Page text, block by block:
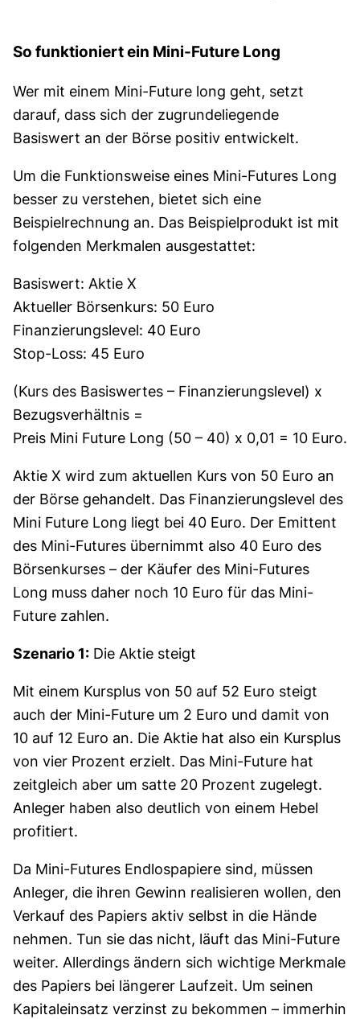
So funktioniert ein Mini-Future Long
Wer mit einem Mini-Future long geht, setzt
darauf, dass sich der zugrundeliegende
Basiswert an der Börse positiv entwickelt.
Um die Funktionsweise eines Mini-Futures Long
besser zu verstehen, bietet sich eine
Beispielrechnung an. Das Beispielprodukt ist mit
folgenden Merkmalen ausgestattet:
Basiswert: Aktie X
Aktueller Börsenkurs: 50 Euro
Finanzierungslevel: 40 Euro
Stop-Loss: 45 Euro
(Kurs des Basiswertes – Finanzierungslevel) x
Bezugsverhältnis =
Preis Mini Future Long (50 – 40) x 0,01 = 10 Euro.
Aktie X wird zum aktuellen Kurs von 50 Euro an
der Börse gehandelt. Das Finanzierungslevel des
Mini Future Long liegt bei 40 Euro. Der Emittent
des Mini-Futures übernimmt also 40 Euro des
Börsenkurses – der Käufer des Mini-Futures
Long muss daher noch 10 Euro für das Mini-
Future zahlen.
Szenario 1: Die Aktie steigt
Mit einem Kursplus von 50 auf 52 Euro steigt
auch der Mini-Future um 2 Euro und damit von
10 auf 12 Euro an. Die Aktie hat also ein Kursplus
von vier Prozent erzielt. Das Mini-Future hat
zeitgleich aber um satte 20 Prozent zugelegt.
Anleger haben also deutlich von einem Hebel
profitiert.
Da Mini-Futures Endlospapiere sind, müssen
Anleger, die ihren Gewinn realisieren wollen, den
Verkauf des Papiers aktiv selbst in die Hände
nehmen. Tun sie das nicht, läuft das Mini-Future
weiter. Allerdings ändern sich wichtige Merkmale
des Papiers bei längerer Laufzeit. Um seinen
Kapitaleinsatz verzinst zu bekommen – immerhin